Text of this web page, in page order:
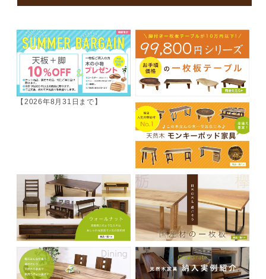
【2026年8月31日まで】